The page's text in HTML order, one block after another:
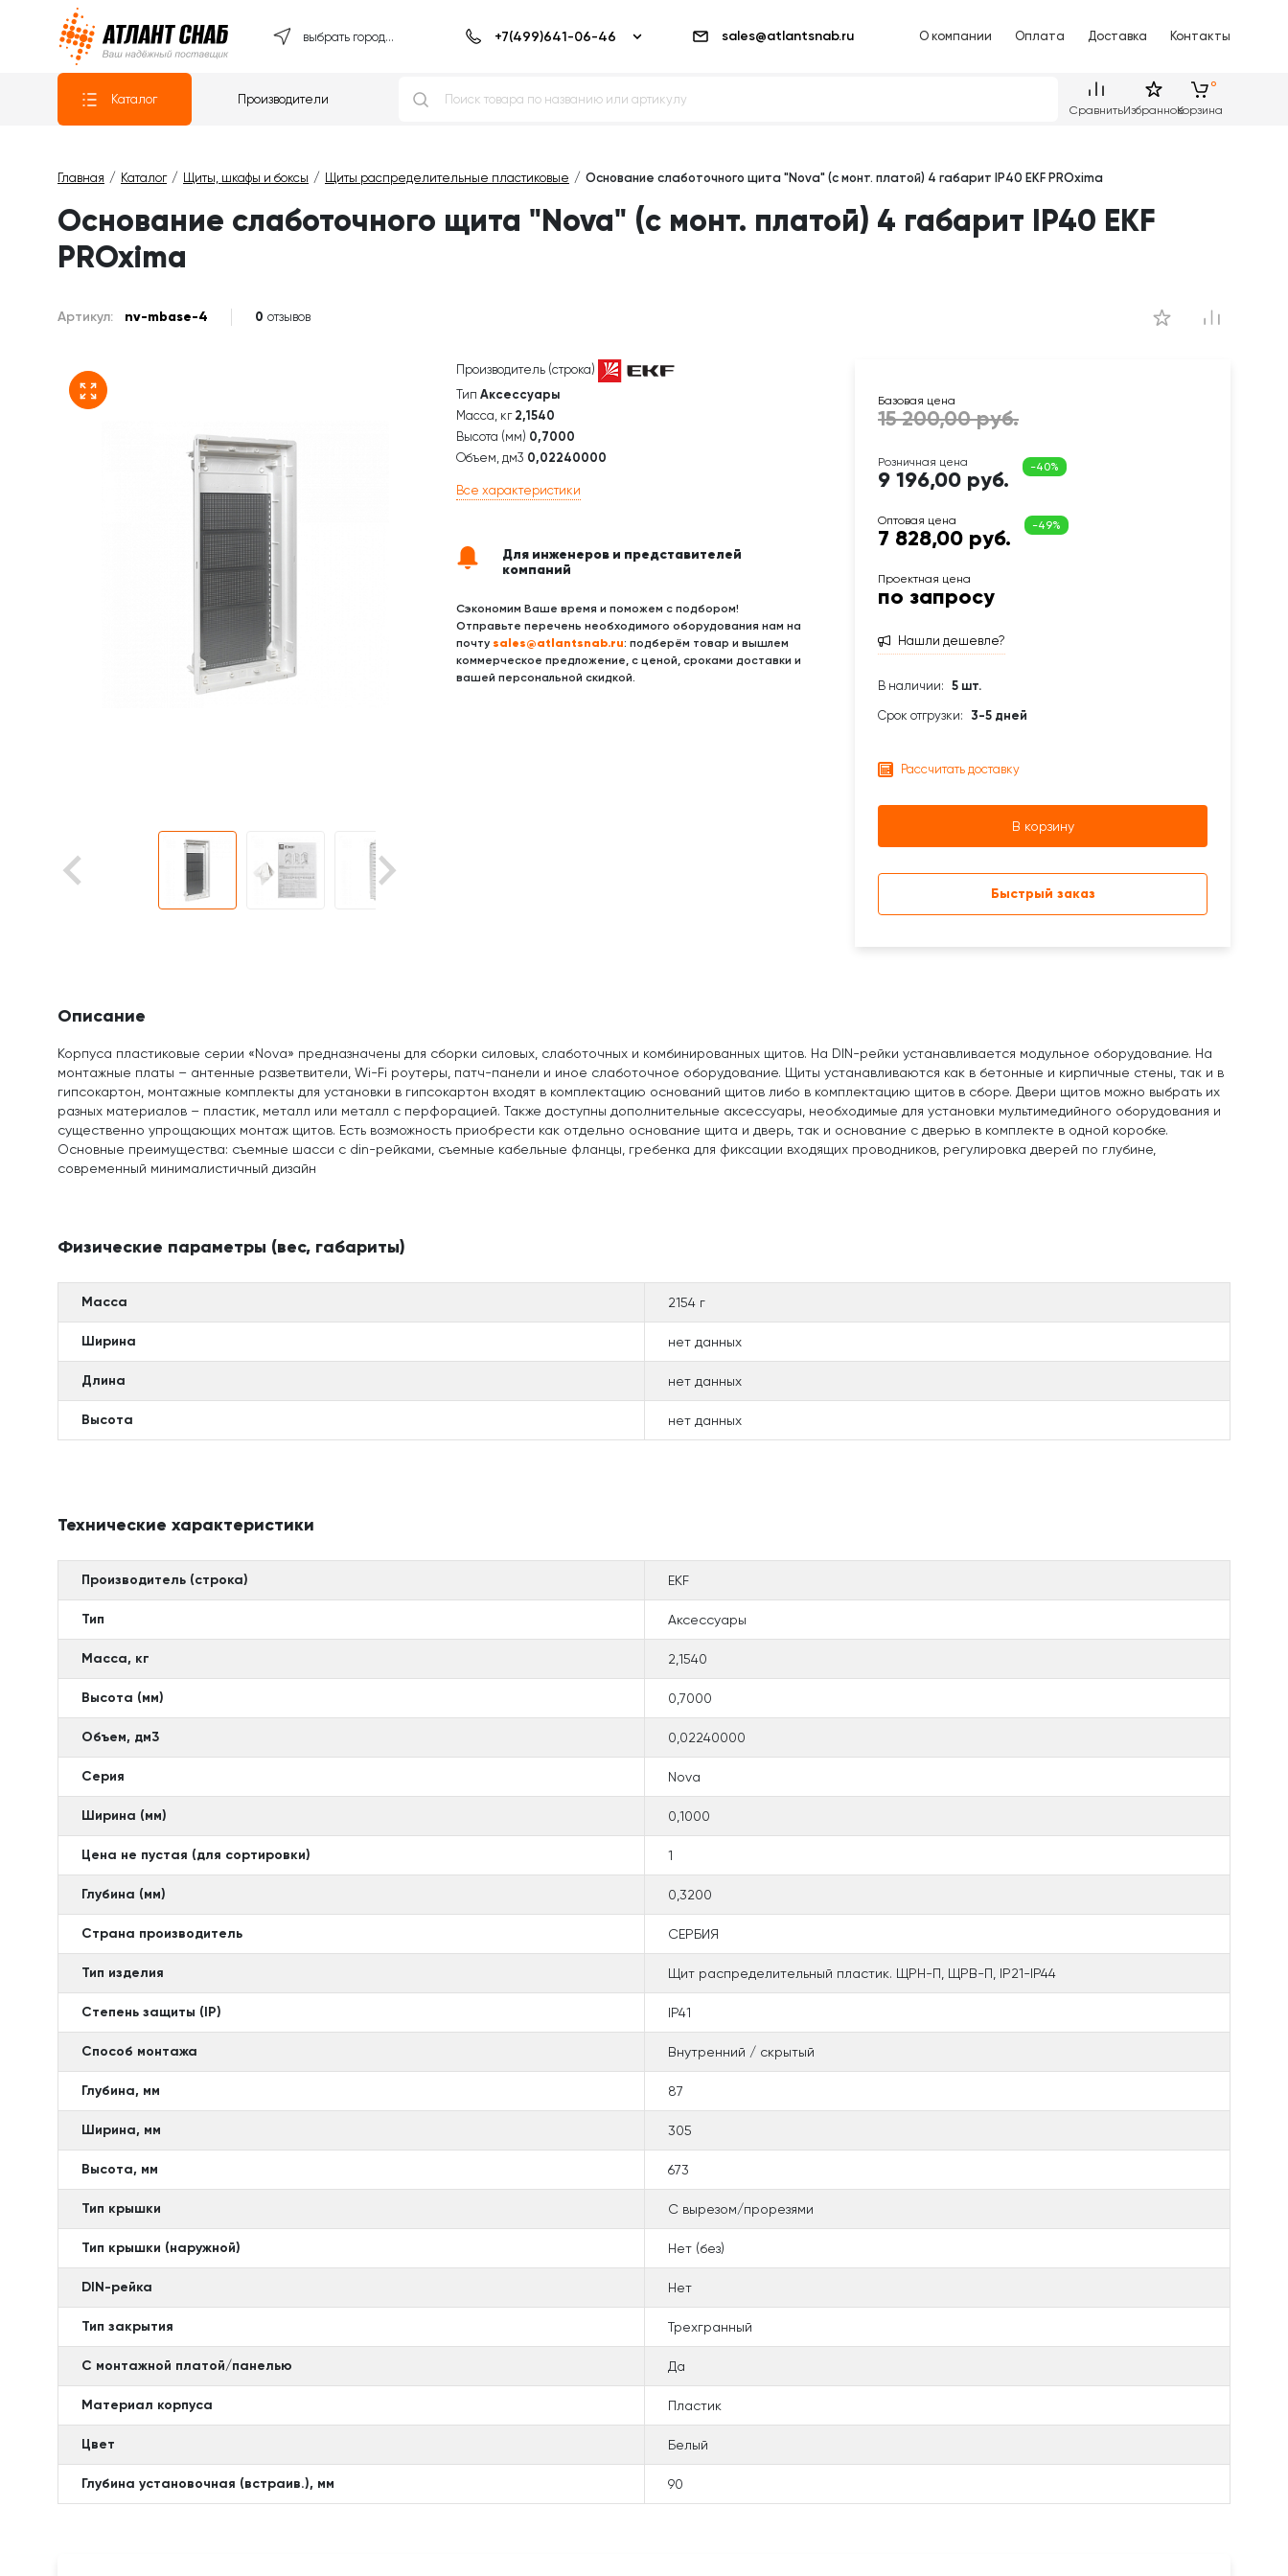
Атлантснаб
выбрать город... sales@atlantsnab.ru О компании Оплата Доставка Контакты
Каталог Производители
СравнитьИзбранноеКорзина
Главная Каталог Щиты, шкафы и боксы Щиты распределительные пластиковые Основание слаботочного щита "Nova" (с монт. платой) 4 габарит IP40 EKF PROxima
Основание слаботочного щита "Nova" (с монт. платой) 4 габарит IP40 EKF
PROxima
Артикул: nv-mbase-4
Производитель (строка)
Тип Аксессуары
Масса, кг 2,1540
Высота (мм) 0,7000
Объем, дм3 0,02240000
Все характеристики
Для инженеров и представителей
компаний
Сэкономим Ваше время и поможем с подбором!
Отправьте перечень необходимого оборудования нам на
почту sales@atlantsnab.ru: подберём товар и вышлем
коммерческое предложение, с ценой, сроками доставки и
вашей персональной скидкой.
9 196,00 руб.
7 828,00 руб.
по запросу
Нашли дешевле?
В наличии: 5 шт.
Срок отгрузки: 3-5 дней
Рассчитать доставку
В корзину
Быстрый заказ
Описание
Корпуса пластиковые серии «Nova» предназначены для сборки силовых, слаботочных и комбинированных щитов. На DIN-рейки устанавливается модульное оборудование. На
монтажные платы – антенные разветвители, Wi-Fi роутеры, патч-панели и иное слаботочное оборудование. Щиты устанавливаются как в бетонные и кирпичные стены, так и в
гипсокартон, монтажные комплекты для установки в гипсокартон входят в комплектацию оснований щитов либо в комплектацию щитов в сборе. Двери щитов можно выбрать их
разных материалов – пластик, металл или металл с перфорацией. Также доступны дополнительные аксессуары, необходимые для установки мультимедийного оборудования и
существенно упрощающих монтаж щитов. Есть возможность приобрести как отдельно основание щита и дверь, так и основание с дверью в комплекте в одной коробке.
Основные преимущества: съемные шасси с din-рейками, съемные кабельные фланцы, гребенка для фиксации входящих проводников, регулировка дверей по глубине,
современный минималистичный дизайн
Физические параметры (вес, габариты)
Масса 2154 г
Ширина нет данных
Длина нет данных
Высота нет данных
Технические характеристики
Производитель (строка) EKF
Тип Аксессуары
Масса, кг 2,1540
Высота (мм) 0,7000
Объем, дм3 0,02240000
Серия Nova
Ширина (мм) 0,1000
Цена не пустая (для сортировки) 1
Глубина (мм) 0,3200
Страна производитель СЕРБИЯ
Тип изделия Щит распределительный пластик. ЩРН-П, ЩРВ-П, IP21-IP44
Степень защиты (IP) IP41
Способ монтажа Внутренний / скрытый
Глубина, мм 87
Ширина, мм 305
Высота, мм 673
Тип крышки С вырезом/прорезями
Тип крышки (наружной) Нет (без)
DIN-рейка Нет
Тип закрытия Трехгранный
С монтажной платой/панелью Да
Материал корпуса Пластик
Цвет Белый
Глубина установочная (встраив.), мм 90